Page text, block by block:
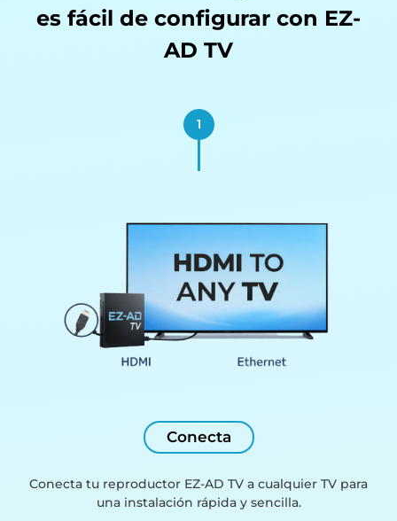
es fácil de configurar con EZ-
AD TV
1
Conecta
Conecta tu reproductor EZ-AD TV a cualquier TV para
una instalación rápida y sencilla.